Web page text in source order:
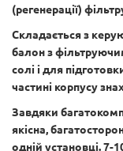
(регенерації)
Складається з
балон з
солі і для
частині корпусу
Завдяки
якісна,
одній установці. 7-